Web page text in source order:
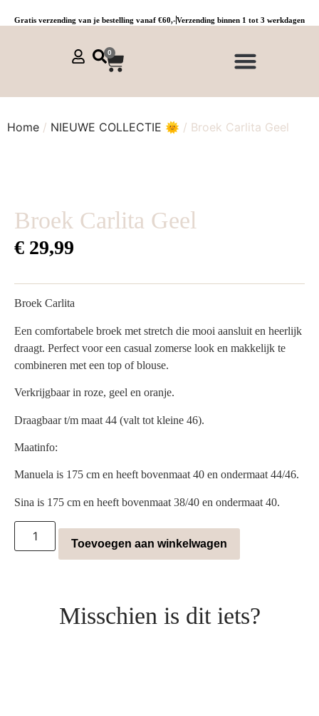
Gratis verzending van je bestelling vanaf €60,-Verzending binnen 1 tot 3 werkdagen
0
Home / NIEUWE COLLECTIE 🌞 / Broek Carlita Geel
Broek Carlita Geel
€ 29,99
Broek Carlita
Een comfortabele broek met stretch die mooi aansluit en heerlijk
draagt. Perfect voor een casual zomerse look en makkelijk te
combineren met een top of blouse.
Verkrijgbaar in roze, geel en oranje.
Draagbaar t/m maat 44 (valt tot kleine 46).
Maatinfo:
Manuela is 175 cm en heeft bovenmaat 40 en ondermaat 44/46.
Sina is 175 cm en heeft bovenmaat 38/40 en ondermaat 40.
Toevoegen aan winkelwagen
Misschien is dit iets?